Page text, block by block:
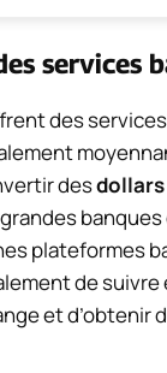
services
des
des
plateformes
de suivre
et d’obtenir